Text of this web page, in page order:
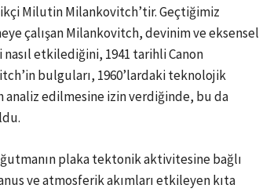
Milutin Milankovitch’tir. Geçtiğimiz
çalışan Milankovitch, devinim ve eksensel
etkilediğini, 1941 tarihli Canon
bulguları, 1960’lardaki teknolojik
edilmesine izin verdiğinde, bu da
plaka tektonik aktivitesine bağlı
ve atmosferik akımları etkileyen kıta